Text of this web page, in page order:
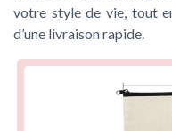
votre style de vie, tout
d’une livraison rapide.